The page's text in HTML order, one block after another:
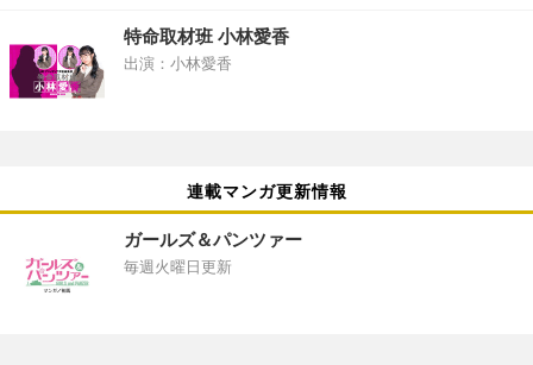
特命取材班 小林愛香
出演：小林愛香
連載マンガ更新情報
ガールズ＆パンツァー
毎週火曜日更新